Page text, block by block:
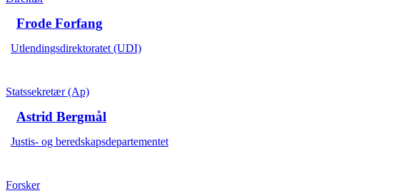
Frode Forfang
Utlendingsdirektoratet (UDI)
Statssekretær (Ap)
Astrid Bergmål
Justis- og beredskapsdepartementet
Forsker